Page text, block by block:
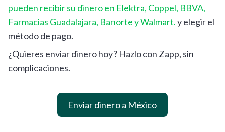
pueden recibir su dinero en Elektra, Coppel, BBVA,
Farmacias Guadalajara, Banorte y Walmart.y elegir el
método de pago.
¿Quieres enviar dinero hoy? Hazlo con Zapp, sin
complicaciones.
Enviar dinero a México